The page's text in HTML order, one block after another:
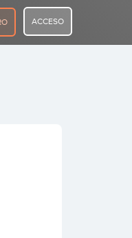
ACCESO